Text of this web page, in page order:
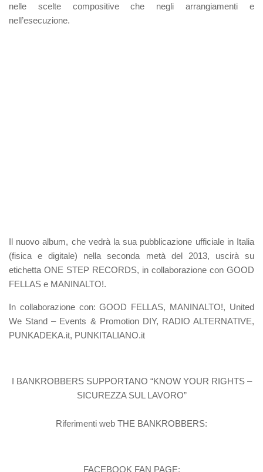
nelle scelte compositive che negli arrangiamenti e
nell’esecuzione.
Il nuovo album, che vedrà la sua pubblicazione ufficiale in Italia
(fisica e digitale) nella seconda metà del 2013, uscirà su
etichetta ONE STEP RECORDS, in collaborazione con GOOD
FELLAS e MANINALTO!.
In collaborazione con: GOOD FELLAS, MANINALTO!, United
We Stand – Events & Promotion DIY, RADIO ALTERNATIVE,
PUNKADEKA.it, PUNKITALIANO.it
I BANKROBBERS SUPPORTANO “KNOW YOUR RIGHTS –
SICUREZZA SUL LAVORO”
Riferimenti web THE BANKROBBERS:
FACEBOOK FAN PAGE: